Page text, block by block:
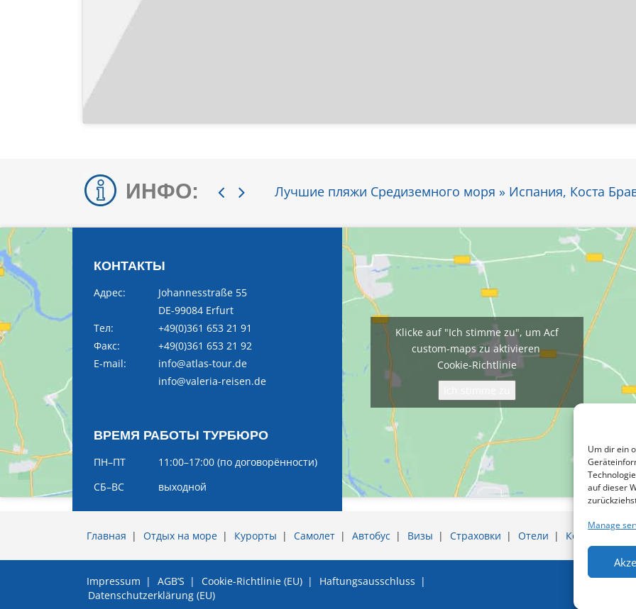
Um dir ein
auf dieser
Manage
ИНФО: Лучшие пляжи Средиземного моря » Испания, Коста
Klicke auf "Ich stimme zu", um Acf
custom-maps zu aktivieren
Cookie-Richtlinie
КОНТАКТЫ
Адрес:
Johannesstraße 55
DE-99084 Erfurt
Тел:
+49(0)361 653 21 91
Факс:
+49(0)361 653 21 92
E-mail:
info@atlas-tour.de
info@valeria-reisen.de
ВРЕМЯ РАБОТЫ ТУРБЮРО
ПН–ПТ
11:00–17:00 (по договорённости)
CБ–ВС
выходной
Главная Отдых на море Курорты Самолет Автобус Визы Страховки Отели Контакты
Impressum AGB’S Cookie-Richtlinie (EU)
Haftungsausschluss
Datenschutzerklärung (EU)